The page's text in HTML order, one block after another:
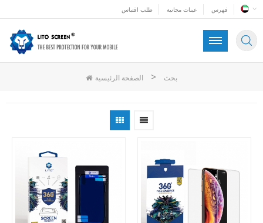
طلب اقتباس عينات مجانية فهرس
الصفحة الرئيسية > بحث